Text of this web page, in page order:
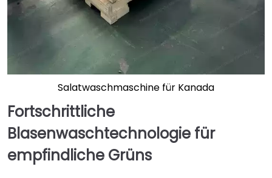
Salatwaschmaschine für Kanada
Fortschrittliche
Blasenwaschtechnologie für
empfindliche Grüns